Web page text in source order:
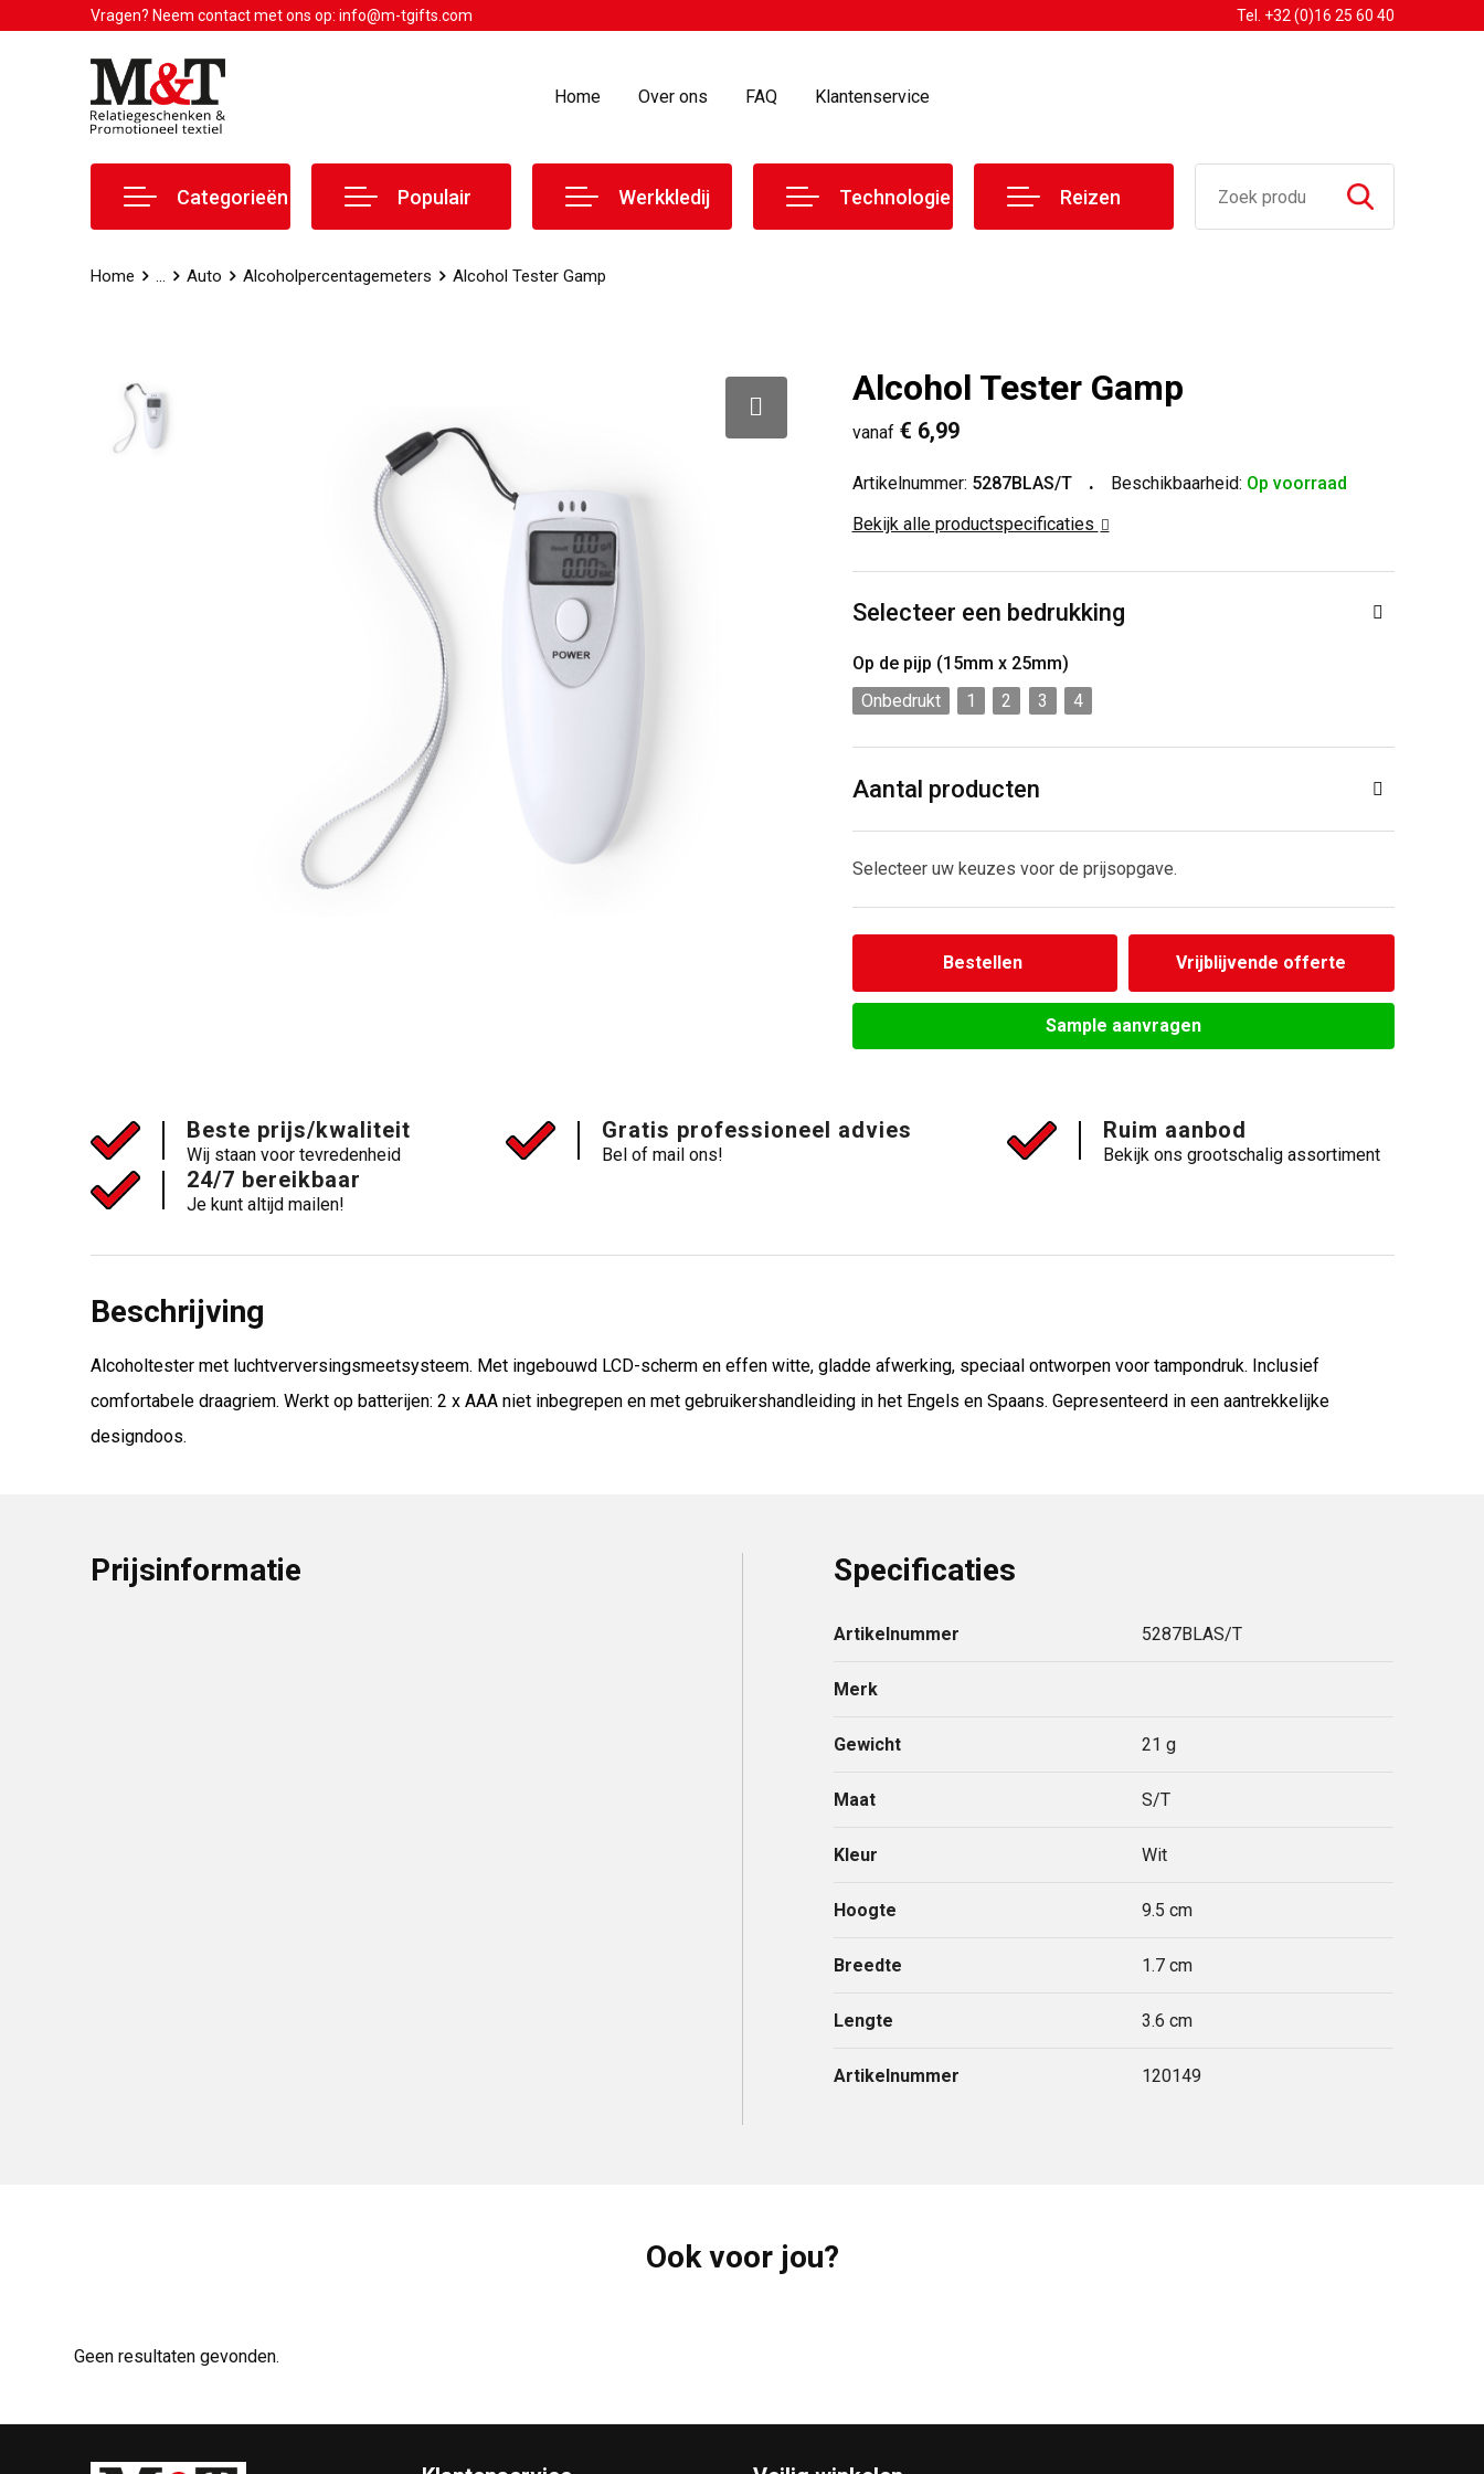
Vragen? Neem contact met ons op: info@m-tgifts.com Tel. +32 (0)16 25 60 40
Home Over ons FAQ Klantenservice
Categorieën Populair Werkkledij Technologie Reizen
Home ... Auto Alcoholpercentagemeters Alcohol Tester Gamp
Alcohol Tester Gamp
vanaf € 6,99
Artikelnummer: 5287BLAS/T Beschikbaarheid: Op voorraad
Bekijk alle productspecificaties
Selecteer een bedrukking
Op de pijp (15mm x 25mm)
Onbedrukt
1 2 3 4
Aantal producten
Selecteer uw keuzes voor de prijsopgave.
Bestellen Vrijblijvende offerte
Sample aanvragen
Beste prijs/kwaliteit
Wij staan voor tevredenheid
Gratis professioneel advies
Bel of mail ons!
Ruim aanbod
Bekijk ons grootschalig assortiment
24/7 bereikbaar
Je kunt altijd mailen!
Beschrijving
Alcoholtester met luchtverversingsmeetsysteem. Met ingebouwd LCD-scherm en effen witte, gladde afwerking, speciaal ontworpen voor tampondruk. Inclusief
comfortabele draagriem. Werkt op batterijen: 2 x AAA niet inbegrepen en met gebruikershandleiding in het Engels en Spaans. Gepresenteerd in een aantrekkelijke
designdoos.
Prijsinformatie Specificaties
Artikelnummer 5287BLAS/T
Merk
Gewicht 21 g
Maat S/T
Kleur Wit
Hoogte 9.5 cm
Breedte 1.7 cm
Lengte 3.6 cm
Artikelnummer 120149
Ook voor jou?
Geen resultaten gevonden.